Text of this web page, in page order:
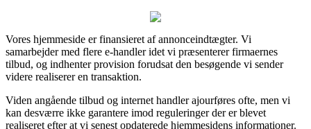
Vores hjemmeside er finansieret af annonceindtægter. Vi
samarbejder med flere e-handler idet vi præsenterer firmaernes
tilbud, og indhenter provision forudsat den besøgende vi sender
videre realiserer en transaktion.
Viden angående tilbud og internet handler ajourføres ofte, men vi
kan desværre ikke garantere imod reguleringer der er blevet
realiseret efter at vi senest opdaterede hjemmesidens informationer.